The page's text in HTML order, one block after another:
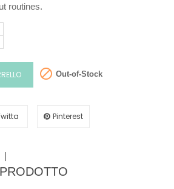
routines.
 Out-of-Stock
Pinterest